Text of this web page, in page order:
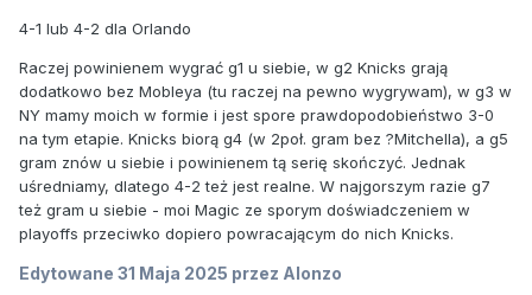
4-1 lub 4-2 dla Orlando
Raczej powinienem wygrać g1 u siebie, w g2 Knicks grają
dodatkowo bez Mobleya (tu raczej na pewno wygrywam), w g3 w
NY mamy moich w formie i jest spore prawdopodobieństwo 3-0
na tym etapie. Knicks biorą g4 (w 2poł. gram bez ?Mitchella), a g5
gram znów u siebie i powinienem tą serię skończyć. Jednak
uśredniamy, dlatego 4-2 też jest realne. W najgorszym razie g7
też gram u siebie - moi Magic ze sporym doświadczeniem w
playoffs przeciwko dopiero powracającym do nich Knicks.
Edytowane 31 Maja 2025 przez Alonzo